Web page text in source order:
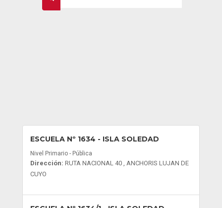
ESCUELA Nº 1634 - ISLA SOLEDAD
Nivel Primario - Pública
Dirección: RUTA NACIONAL 40 , ANCHORIS LUJAN DE
CUYO